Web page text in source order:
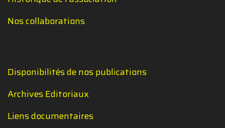
Nos collaborations
Disponibilités de nos publications
Archives Editoriaux
Liens documentaires